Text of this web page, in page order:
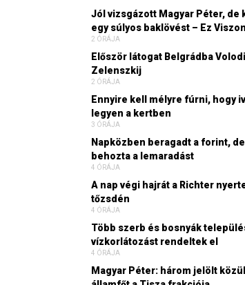
Jól vizsgázott Magyar Péter, de
egy súlyos baklövést – Ez
2 ÓRÁJA
Először látogat Belgrádba
Zelenszkij
2 ÓRÁJA
Ennyire kell mélyre fúrni, hogy
legyen a kertben
3 ÓRÁJA
Napközben beragadt a forint,
behozta a lemaradást
4 ÓRÁJA
A nap végi hajrát a Richter
tőzsdén
4 ÓRÁJA
Több szerb és bosnyák
vízkorlátozást rendeltek el
4 ÓRÁJA
Magyar Péter: három jelölt